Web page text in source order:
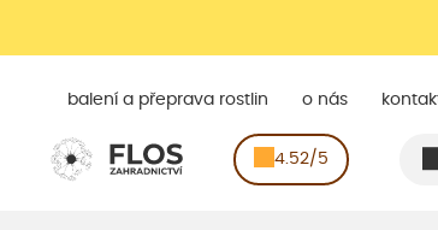
balení a přeprava rostlin o nás
4.52/5